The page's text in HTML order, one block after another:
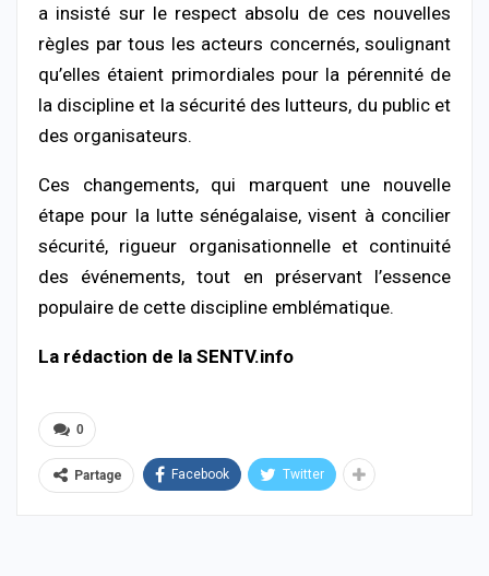
a insisté sur le respect absolu de ces nouvelles
règles par tous les acteurs concernés, soulignant
qu’elles étaient primordiales pour la pérennité de
la discipline et la sécurité des lutteurs, du public et
des organisateurs.
Ces changements, qui marquent une nouvelle
étape pour la lutte sénégalaise, visent à concilier
sécurité, rigueur organisationnelle et continuité
des événements, tout en préservant l’essence
populaire de cette discipline emblématique.
La rédaction de la SENTV.info
0
Partage Facebook Twitter